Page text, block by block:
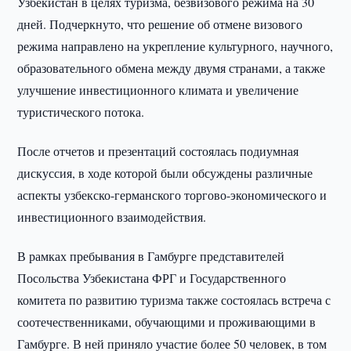
дней. Подчеркнуто, что решение об отмене визового
режима направлено на укрепление культурного, научного,
образовательного обмена между двумя странами, а также
улучшение инвестиционного климата и увеличение
туристического потока.
После отчетов и презентаций состоялась подиумная
дискуссия, в ходе которой были обсуждены различные
аспекты узбекско-германского торгово-экономического и
инвестиционного взаимодействия.
В рамках пребывания в Гамбурге представителей
Посольства Узбекистана ФРГ и Государственного
комитета по развитию туризма также состоялась встреча с
соотечественниками, обучающими и проживающими в
Гамбурге. В ней приняло участие более 50 человек, в том